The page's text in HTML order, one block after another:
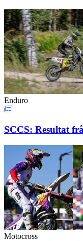
Enduro
SCCS: Resultat
Motocross